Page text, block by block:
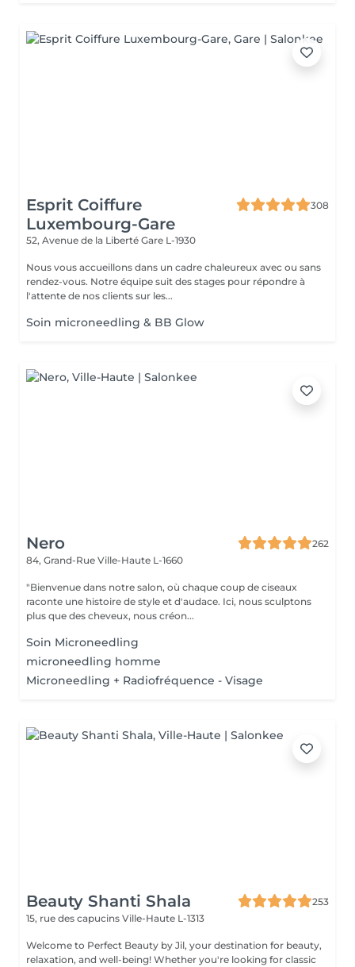
Esprit Coiffure
Luxembourg-Gare
308
52, Avenue de la Liberté Gare L-1930
Nous vous accueillons dans un cadre chaleureux avec ou sans
rendez-vous. Notre équipe suit des stages pour répondre à
l'attente de nos clients sur les...
Soin microneedling & BB Glow
Nero
262
84, Grand-Rue Ville-Haute L-1660
"Bienvenue dans notre salon, où chaque coup de ciseaux
raconte une histoire de style et d'audace. Ici, nous sculptons
plus que des cheveux, nous créon...
Soin Microneedling
microneedling homme
Microneedling + Radiofréquence - Visage
Beauty Shanti Shala
253
15, rue des capucins Ville-Haute L-1313
Welcome to Perfect Beauty by Jil, your destination for beauty,
relaxation, and well-being! Whether you're looking for classic